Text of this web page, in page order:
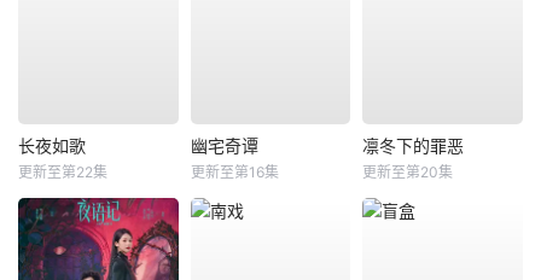
长夜如歌
更新至第22集
幽宅奇谭
更新至第16集
凛冬下的罪恶
更新至第20集